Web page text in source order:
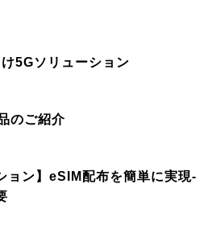
5Gソリューション
のご紹介
ョン】eSIM配布を簡単に実現-